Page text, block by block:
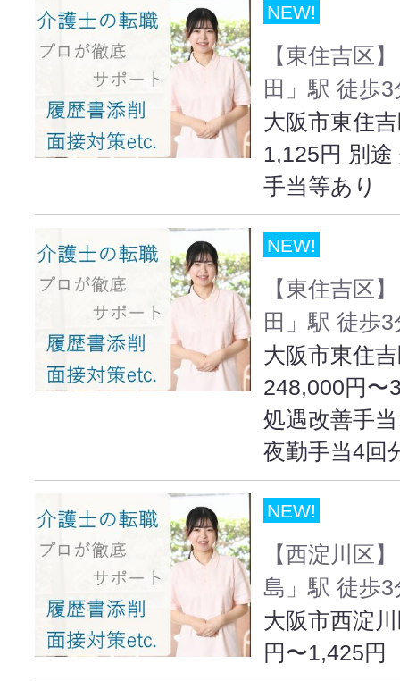
NEW!
【東住吉区
田」駅 徒歩
大阪市東住
1,125円 別
手当等あり
NEW!
【東住吉区
田」駅 徒歩
大阪市東住
248,000円〜
処遇改善手
夜勤手当4回
NEW!
【西淀川区
島」駅 徒歩
大阪市西淀
円〜1,425円